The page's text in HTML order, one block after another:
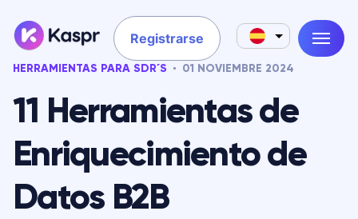
Registrarse
HERRAMIENTAS PARA SDR´S 01 NOVIEMBRE 2024
11 Herramientas de
Enriquecimiento de
Datos B2B